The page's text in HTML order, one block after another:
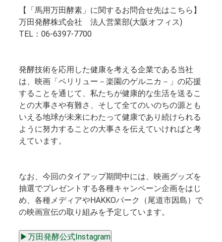
【「馬用万田酵素」に関するお問合せ先はこちら】
万田発酵株式会社 法人営業部(大阪オフィス)
TEL：06-6397-7700
発酵技術を応用した健康を考える企業である当社
は、映画「ペリリュー－楽園のゲルニカ－」の応援
することを通じて、私たちが健康的な生活を送るこ
との大事さや有難さ、そして全てのいのちの源とも
いえる地球が未来にわたって健康であり続けられる
ように努力することの大事さを伝えていければと考
えています。
なお、今回のタイアップ期間中には、映画グッズを
抽選でプレゼントする各種キャンペーン企画をはじ
め、各種メディアやHAKKOパーク（尾道市因島）で
の映画宣伝の取り組みを予定しています。
▶万田発酵公式Instagram